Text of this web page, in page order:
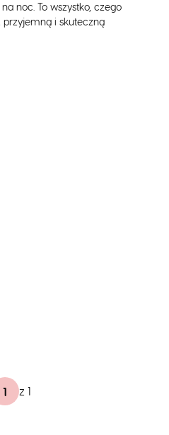
noc. To wszystko, czego
przyjemną i skuteczną
z 1